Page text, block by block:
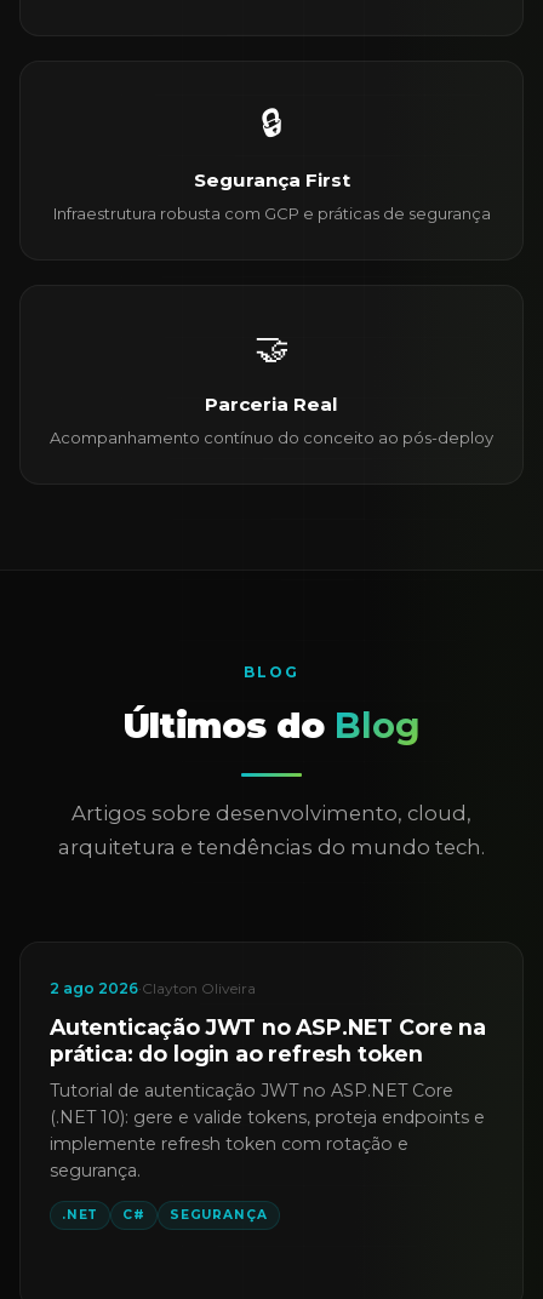
🔒
Segurança First
Infraestrutura robusta com GCP e práticas de segurança
🤝
Parceria Real
Acompanhamento contínuo do conceito ao pós-deploy
BLOG
Últimos do Blog
Artigos sobre desenvolvimento, cloud,
arquitetura e tendências do mundo tech.
2 ago 2026·Clayton Oliveira
Autenticação JWT no ASP.NET Core na
prática: do login ao refresh token
Tutorial de autenticação JWT no ASP.NET Core
(.NET 10): gere e valide tokens, proteja endpoints e
implemente refresh token com rotação e
segurança.
.NET C# SEGURANÇA